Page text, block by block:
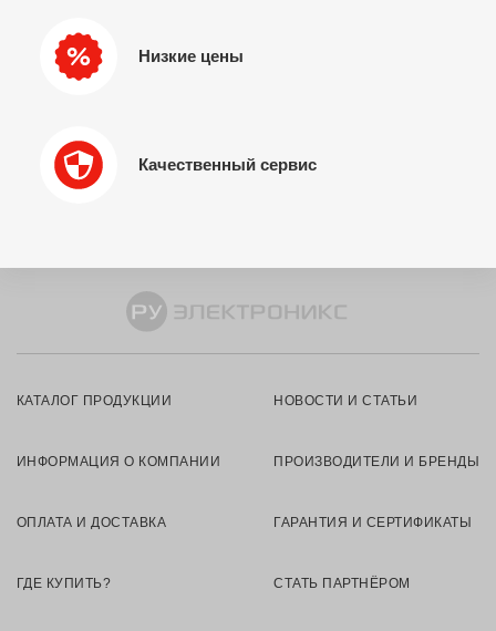
Низкие цены
Качественный сервис
КАТАЛОГ ПРОДУКЦИИ НОВОСТИ И СТАТЬИ
ИНФОРМАЦИЯ О КОМПАНИИ ПРОИЗВОДИТЕЛИ И БРЕНДЫ
ОПЛАТА И ДОСТАВКА ГАРАНТИЯ И СЕРТИФИКАТЫ
ГДЕ КУПИТЬ? СТАТЬ ПАРТНЁРОМ